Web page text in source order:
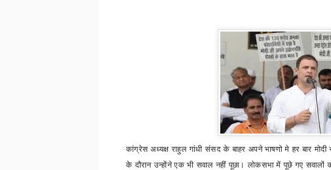
कांग्रेस अध्यक्ष राहुल गांधी संसद के बाहर अपने भाषणो मे हर बार
के दौरान उन्होंने एक भी सवाल नहीं पूछा। लोकसभा में पूछे गए